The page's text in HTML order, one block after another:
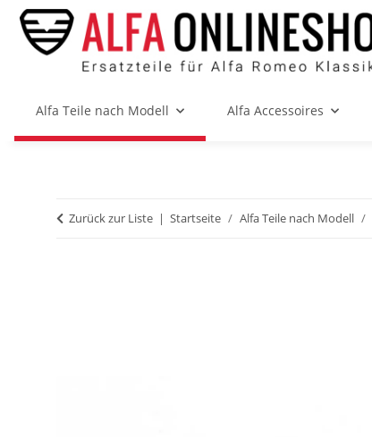
Alfa Teile nach Modell Alfa Accessoires
Zurück zur Liste Startseite Alfa Teile nach Modell